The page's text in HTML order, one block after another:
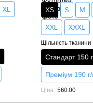
XL XS S M
XXL XXXL
Щільність тканини
Стандарт 150
Преміум 190
Ціна 560.00